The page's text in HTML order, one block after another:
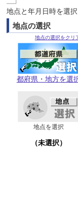
地点と年月日時を選
地点の選択
地点の選択をクリ
都府県・地方を選
地点を選択
（未選択）